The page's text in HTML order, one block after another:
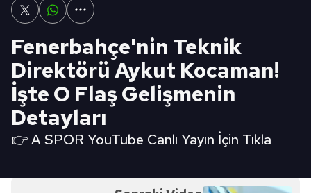
Fenerbahçe'nin Teknik
Direktörü Aykut Kocaman!
İşte O Flaş Gelişmenin
Detayları
👉 A SPOR YouTube Canlı Yayın İçin Tıkla